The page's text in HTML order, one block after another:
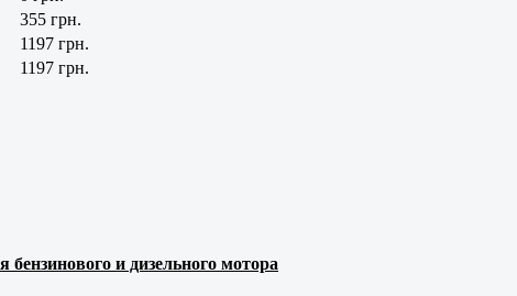
355 грн.
1197 грн.
1197 грн.
и дизельного мотора